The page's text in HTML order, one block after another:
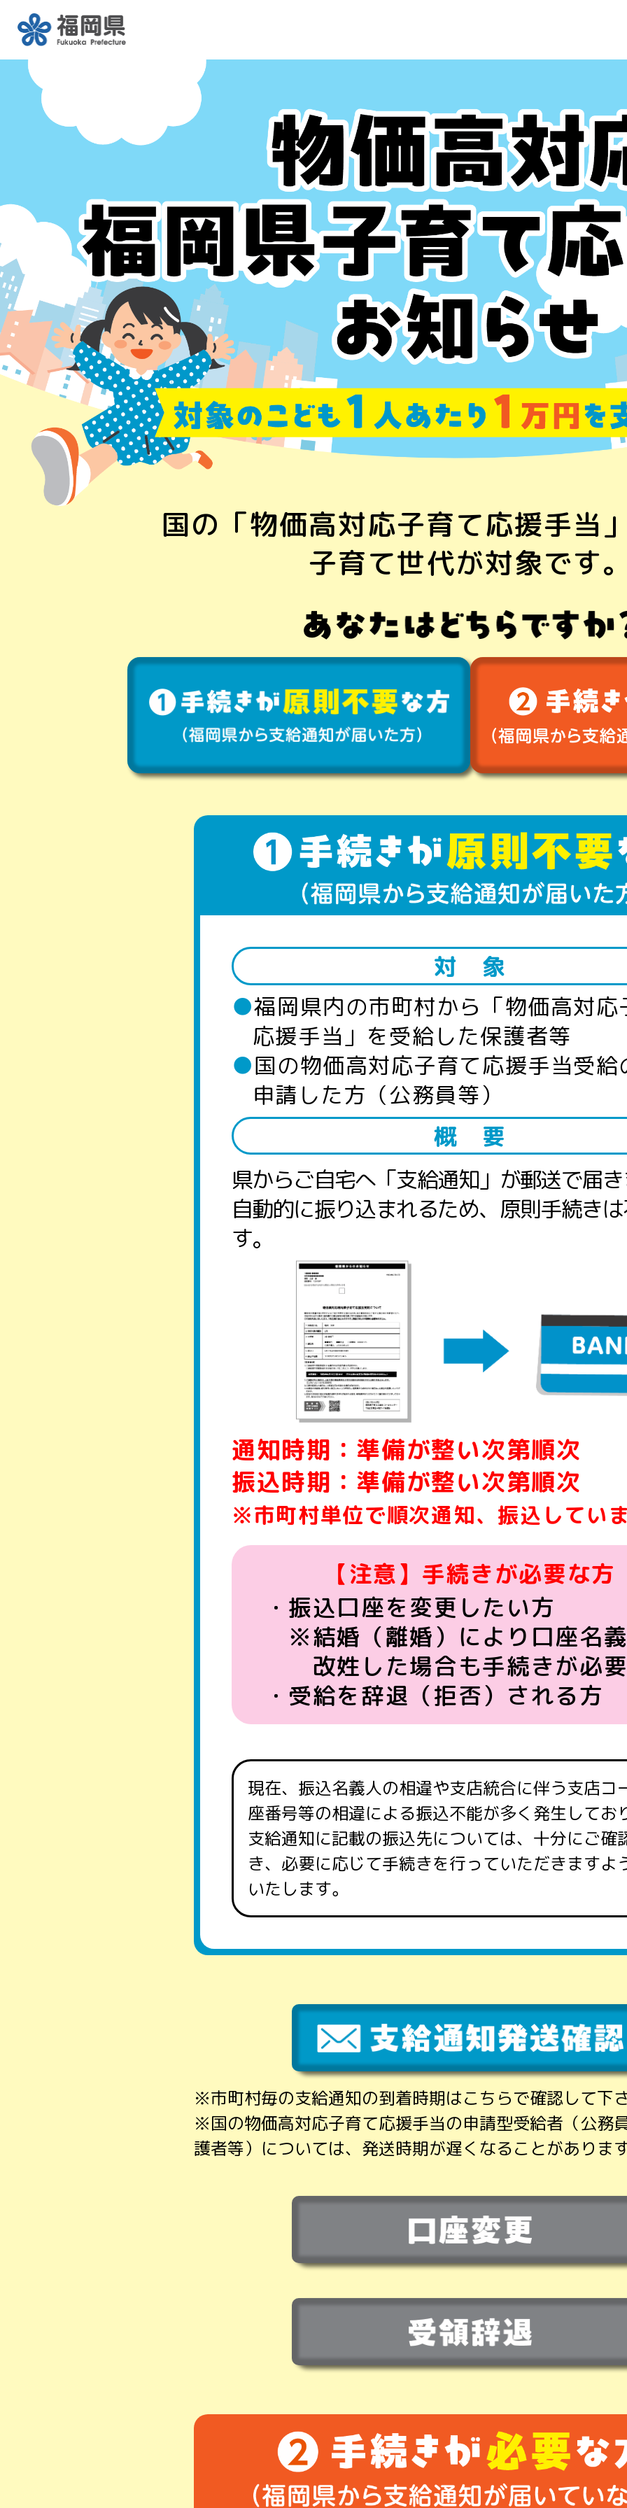
国の「物価高対応子育て応援手当
子育て世代が対象です
対 象
●福岡県内の市町村から「物価高対応
応援手当」を受給した保護者等
●国の物価高対応子育て応援手当受給
申請した方（公務員等）
概 要
県からご自宅へ「支給通知」が郵送で届
自動的に振り込まれるため、原則手続き
す。
通知時期：準備が整い次第順次
振込時期：準備が整い次第順次
※市町村単位で順次通知、振込してい
【注意】手続きが必要な方
・振込口座を変更したい方
※結婚（離婚）により口座名
改姓した場合も手続きが必
・受給を辞退（拒否）される方
現在、振込名義人の相違や支店統合に伴う支店コ
座番号等の相違による振込不能が多く発生してお
支給通知に記載の振込先については、十分にご確
き、必要に応じて手続きを行っていただきますよ
いたします。
※市町村毎の支給通知の到着時期はこちらで確認して下
※国の物価高対応子育て応援手当の申請型受給者（公務
護者等）については、発送時期が遅くなることがありま